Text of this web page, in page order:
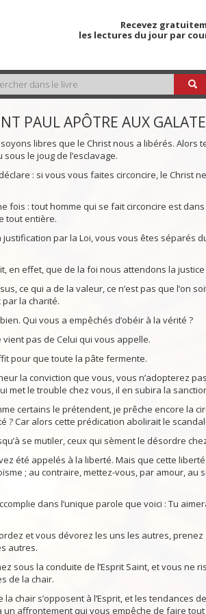
Recevez
les lectures du jour par
PAUL APÔTRE AUX
libres que le Christ nous a libérés. Alors
le joug de l’esclavage.
: si vous vous faites circoncire, le Christ
fois : tout homme qui se fait circoncire est dans
tout entière.
justification par la Loi, vous vous êtes séparés
en effet, que de la foi nous attendons la
ce qui a de la valeur, ce n’est pas que l’on
par la charité.
Qui vous a empêchés d’obéir à la vérité ?
pas de Celui qui vous appelle.
pour que toute la pâte fermente.
la conviction que vous, vous n’adopterez
met le trouble chez vous, il en subira la
certains le prétendent, je prêche encore la
? Car alors cette prédication abolirait le
se mutiler, ceux qui sèment le désordre
été appelés à la liberté. Mais que cette
; au contraire, mettez-vous, par amour, au
dans l’unique parole que voici : Tu
et vous dévorez les uns les autres, prenez
autres.
sous la conduite de l’Esprit Saint, et vous ne
de la chair.
chair s’opposent à l’Esprit, et les tendances
un affrontement qui vous empêche de faire